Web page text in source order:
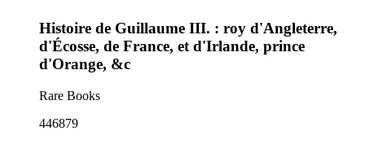
Histoire de Guillaume III. : roy d'Angleterre,
d'Écosse, de France, et d'Irlande, prince
d'Orange, &c
Rare Books
446879